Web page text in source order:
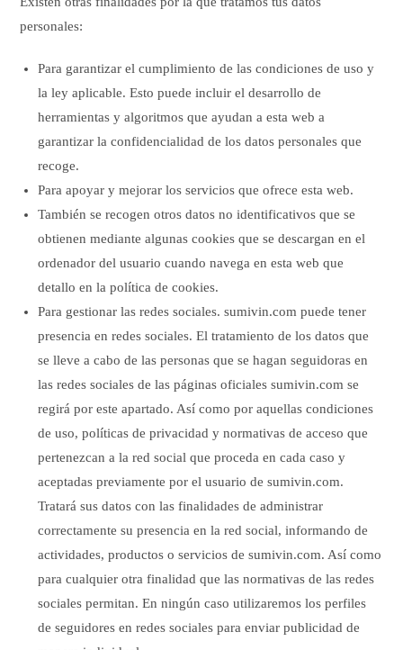
personales:
Para garantizar el cumplimiento de las condiciones de uso y
la ley aplicable. Esto puede incluir el desarrollo de
herramientas y algoritmos que ayudan a esta web a
garantizar la confidencialidad de los datos personales que
recoge.
Para apoyar y mejorar los servicios que ofrece esta web.
También se recogen otros datos no identificativos que se
obtienen mediante algunas cookies que se descargan en el
ordenador del usuario cuando navega en esta web que
detallo en la política de cookies.
Para gestionar las redes sociales. sumivin.com puede tener
presencia en redes sociales. El tratamiento de los datos que
se lleve a cabo de las personas que se hagan seguidoras en
las redes sociales de las páginas oficiales sumivin.com se
regirá por este apartado. Así como por aquellas condiciones
de uso, políticas de privacidad y normativas de acceso que
pertenezcan a la red social que proceda en cada caso y
aceptadas previamente por el usuario de sumivin.com.
Tratará sus datos con las finalidades de administrar
correctamente su presencia en la red social, informando de
actividades, productos o servicios de sumivin.com. Así como
para cualquier otra finalidad que las normativas de las redes
sociales permitan. En ningún caso utilizaremos los perfiles
de seguidores en redes sociales para enviar publicidad de